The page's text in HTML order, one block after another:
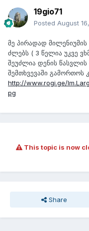
19gio71
Posted August
მე პირადად მილენიუმის
ძლებს ( 3 წელია უკვე
შეუძლია დენის წასვლის
შემთხვევაში გამორთოს
http://www.rogi.ge/
pg
This topic is now
Share